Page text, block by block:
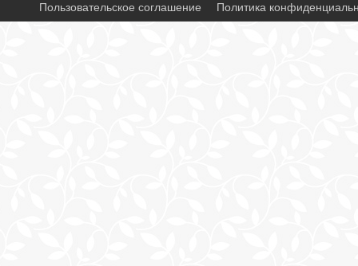
Пользовательское соглашение Политика